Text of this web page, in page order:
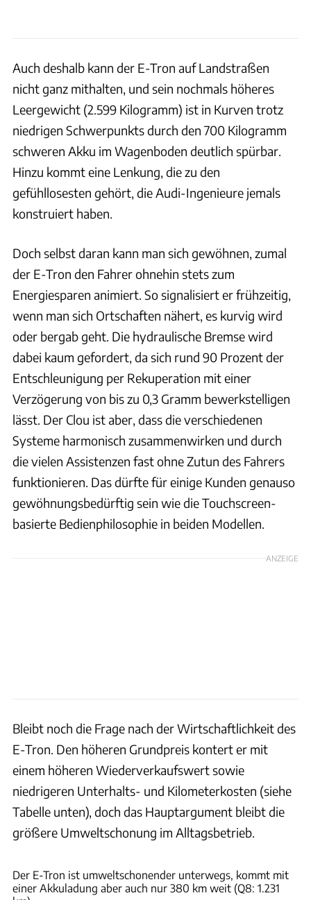
Auch deshalb kann der E-Tron auf Landstraßen
nicht ganz mithalten, und sein nochmals höheres
Leergewicht (2.599 Kilogramm) ist in Kurven trotz
niedrigen Schwerpunkts durch den 700 Kilogramm
schweren Akku im Wagenboden deutlich spürbar.
Hinzu kommt eine Lenkung, die zu den
gefühllosesten gehört, die Audi-Ingenieure jemals
konstruiert haben.
Doch selbst daran kann man sich gewöhnen, zumal
der E-Tron den Fahrer ohnehin stets zum
Energiesparen animiert. So signalisiert er frühzeitig,
wenn man sich Ortschaften nähert, es kurvig wird
oder bergab geht. Die hydraulische Bremse wird
dabei kaum gefordert, da sich rund 90 Prozent der
Entschleunigung per Rekuperation mit einer
Verzögerung von bis zu 0,3 Gramm bewerkstelligen
lässt. Der Clou ist aber, dass die verschiedenen
Systeme harmonisch zusammenwirken und durch
die vielen Assistenzen fast ohne Zutun des Fahrers
funktionieren. Das dürfte für einige Kunden genauso
gewöhnungsbedürftig sein wie die Touchscreen-
basierte Bedienphilosophie in beiden Modellen.
ANZEIGE
Bleibt noch die Frage nach der Wirtschaftlichkeit des
E-Tron. Den höheren Grundpreis kontert er mit
einem höheren Wiederverkaufswert sowie
niedrigeren Unterhalts- und Kilometerkosten (siehe
Tabelle unten), doch das Hauptargument bleibt die
größere Umweltschonung im Alltagsbetrieb.
Der E-Tron ist umweltschonender unterwegs, kommt mit
einer Akkuladung aber auch nur 380 km weit (Q8: 1.231